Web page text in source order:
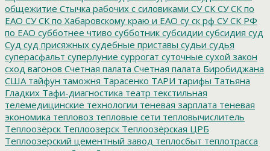
общежитие Стычка рабочих с силовиками СУ СК СУ СК по
ЕАО СУ СК по Хабаровскому краю и ЕАО су ск рф СУ СК РФ
по ЕАО субботнее чтиво субботник субсидии субсидия суд
Суд суд присяжных судебные приставы судьи судья
суперасфальт суперлуние суррогат суточные сухой закон
сход вагонов Счетная палата Счетная палата Биробиджана
США тайфун таможня Тарасенко ТАРИ тарифы Татьяна
Гладких Тафи-диагностика театр текстильная
телемедицинские технологии теневая зарплата теневая
экономика тепловоз тепловые сети тепловычислитель
Теплоозёрск Теплоозерск Теплоозёрская ЦРБ
Теплоозерский цементный завод теплосбыт теплотрасса